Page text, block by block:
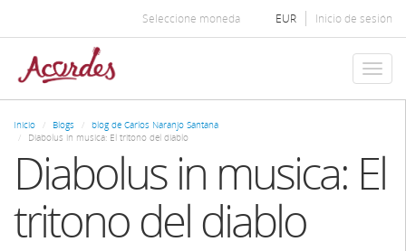
contenido
principal
Inicio de sesión
Seleccione moneda EUR
Toggle
Inicio Blogs
blog de Carlos Naranjo Santana
Diabolus in musica: El tritono del diablo
Diabolus in musica: El
tritono del diablo